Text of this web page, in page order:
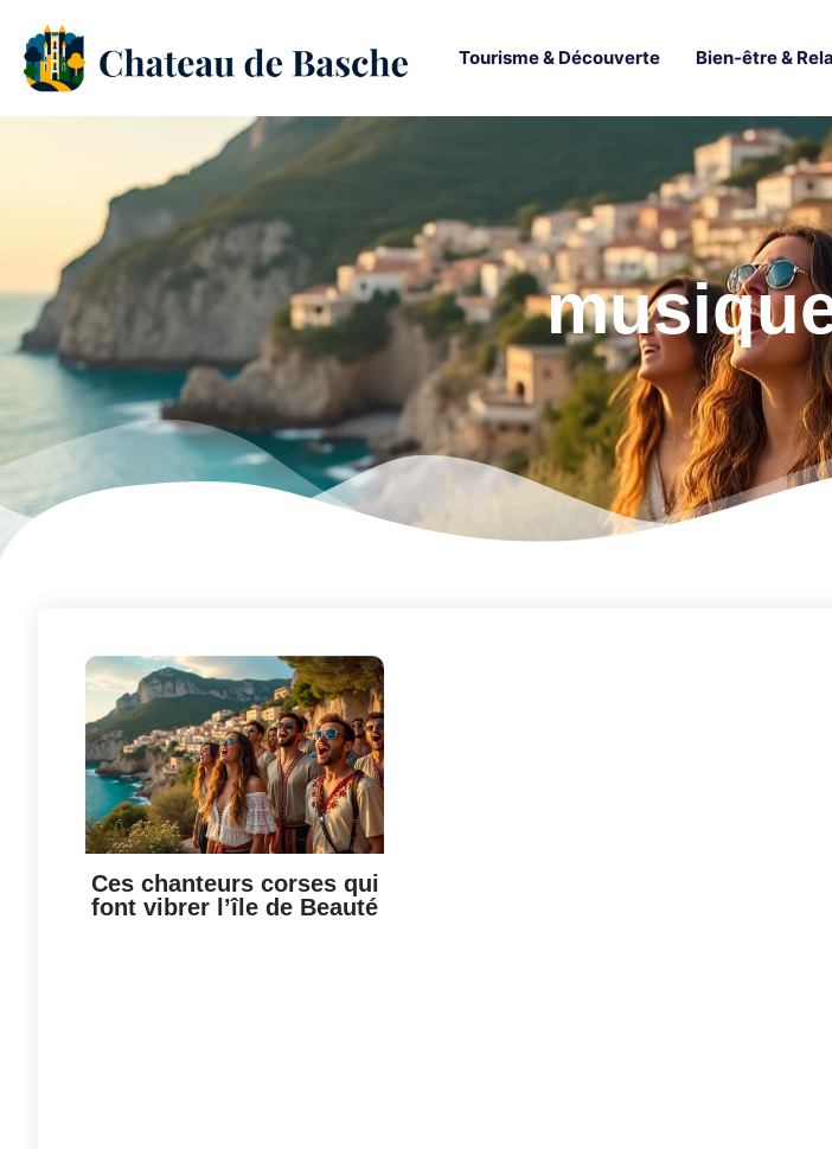
Tourisme & Découverte Bien-être &
Ces chanteurs corses qui
font vibrer l’île de Beauté